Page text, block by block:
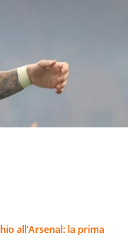
all’Arsenal: la prima